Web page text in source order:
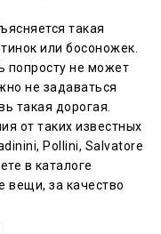
такая
или босоножек.
попросту не может
не задаваться
такая дорогая.
от таких известных
Pollini, Salvatore
в каталоге
вещи, за качество